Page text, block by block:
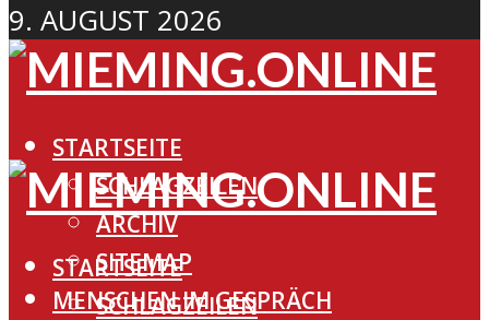
9. AUGUST 2026
STARTSEITE
SCHLAGZEILEN
ARCHIV
SITEMAP
MENSCHEN IM GESPRÄCH
STARTSEITE
SCHLAGZEILEN